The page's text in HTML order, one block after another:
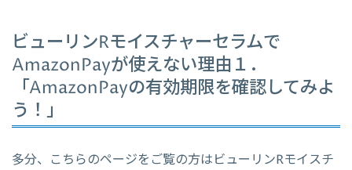
ビューリンRモイスチャーセラムで
AmazonPayが使えない理由１．
「AmazonPayの有効期限を確認してみよ
う！」
多分、こちらのページをご覧の方はビューリンRモイスチ